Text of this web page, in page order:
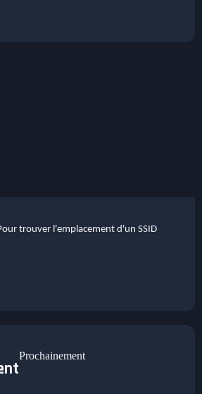
trouver l'emplacement d'un SSID
Prochainement